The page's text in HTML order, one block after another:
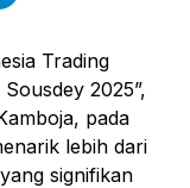
Trading
2025”,
pada
lebih dari
signifikan